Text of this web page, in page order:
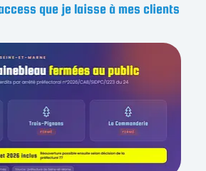
que je laisse à mes clients